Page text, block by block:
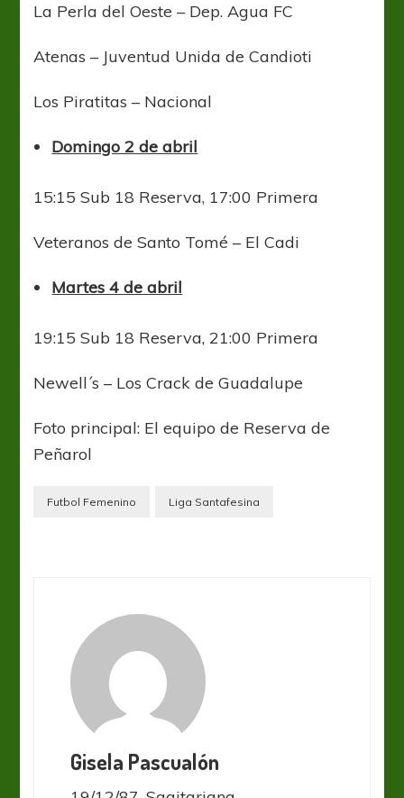
La Perla del Oeste – Dep. Agua FC
Atenas – Juventud Unida de Candioti
Los Piratitas – Nacional
Domingo 2 de abril
15:15 Sub 18 Reserva, 17:00 Primera
Veteranos de Santo Tomé – El Cadi
Martes 4 de abril
19:15 Sub 18 Reserva, 21:00 Primera
Newell´s – Los Crack de Guadalupe
Foto principal: El equipo de Reserva de
Peñarol
Futbol Femenino Liga Santafesina
Gisela Pascualón